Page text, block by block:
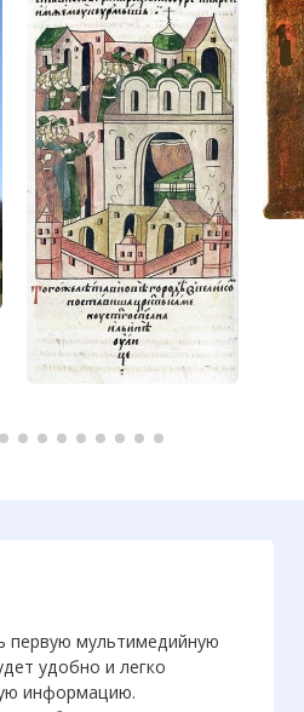
мультимедийную
удобно и легко
информацию.